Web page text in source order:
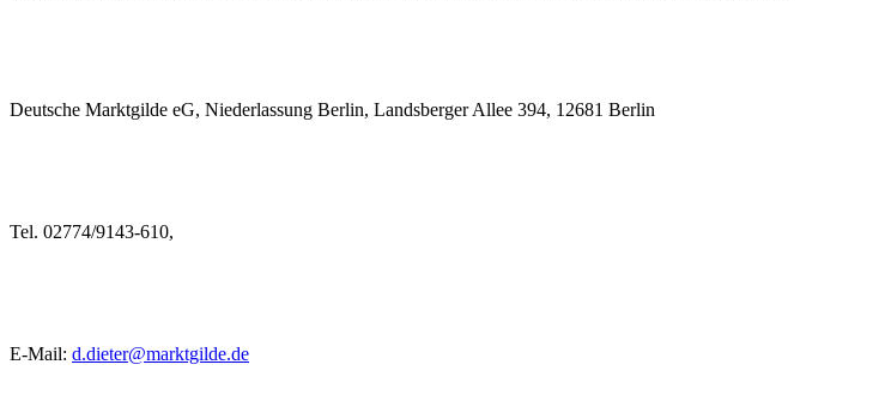
Deutsche Marktgilde eG, Niederlassung Berlin, Landsberger Allee 394, 12681 Berlin
Tel. 02774/9143-610,
E-Mail: d.dieter@marktgilde.de